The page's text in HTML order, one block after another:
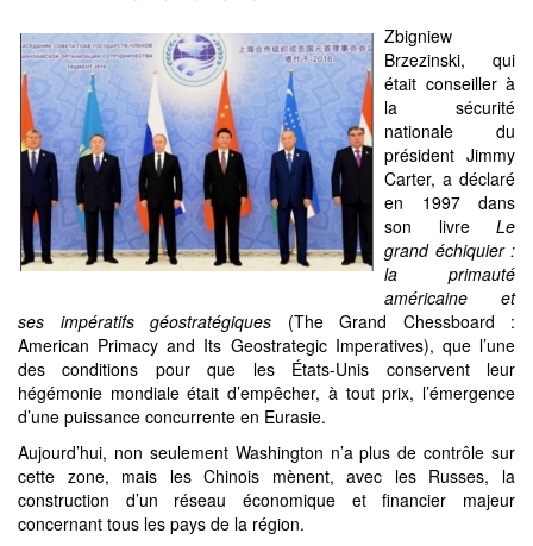
Zbigniew
Brzezinski, qui
était conseiller à
la sécurité
nationale du
président Jimmy
Carter, a déclaré
en 1997 dans
son livre Le
grand échiquier :
la primauté
américaine et
ses impératifs géostratégiques (The Grand Chessboard :
American Primacy and Its Geostrategic Imperatives), que l’une
des conditions pour que les États-Unis conservent leur
hégémonie mondiale était d’empêcher, à tout prix, l’émergence
d’une puissance concurrente en Eurasie.
Aujourd’hui, non seulement Washington n’a plus de contrôle sur
cette zone, mais les Chinois mènent, avec les Russes, la
construction d’un réseau économique et financier majeur
concernant tous les pays de la région.